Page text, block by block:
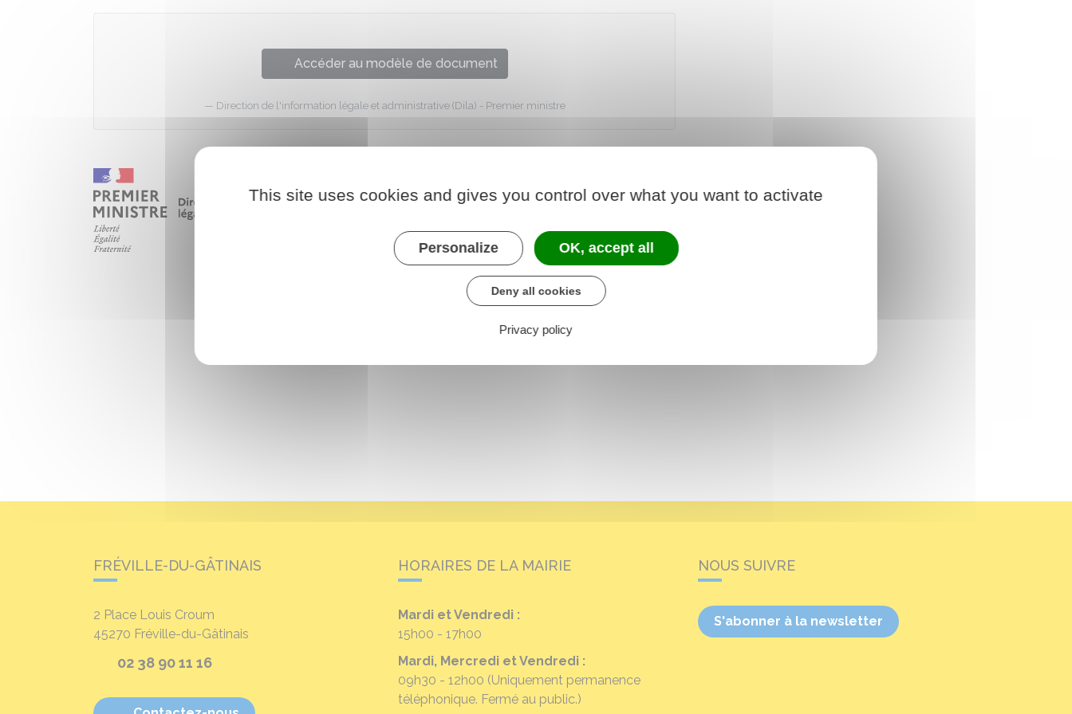
Accéder au modèle de document
Direction de l'information légale et administrative (Dila) - Premier ministre
FRÉVILLE-DU-GÂTINAIS
2 Place Louis Croum
45270 Fréville-du-Gâtinais
02 38 90 11 16
HORAIRES DE LA MAIRIE
Mardi et Vendredi :
15h00 - 17h00
Mardi, Mercredi et Vendredi :
09h30 - 12h00 (Uniquement permanence
téléphonique. Fermé au public.)
NOUS SUIVRE
S'abonner à la newsletter
This site uses cookies and gives you control over what you want to activate
Personalize OK, accept all
Deny all cookies
Privacy policy